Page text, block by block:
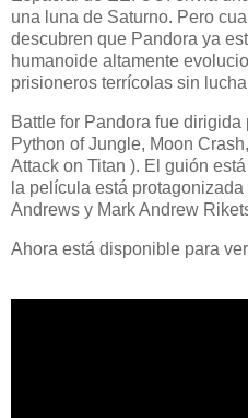
una luna de Saturno. Pero
descubren que Pandora ya
humanoide altamente
prisioneros terrícolas sin
Battle for Pandora fue
Python of Jungle, Moon
Attack on Titan ). El guión
la película está
Andrews y Mark Andrew
Ahora está disponible para